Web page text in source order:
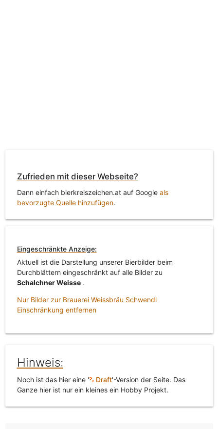
Zufrieden mit dieser Webseite?
Dann einfach bierkreiszeichen.at auf Google als
bevorzugte Quelle hinzufügen.
Eingeschränkte Anzeige:
Aktuell ist die Darstellung unserer Bierbilder beim
Durchblättern eingeschränkt auf alle Bilder zu
Schalchner Weisse .
Nur Bilder zur Brauerei Weissbräu Schwendl
Einschränkung entfernen
Hinweis:
Noch ist das hier eine ' Draft'-Version der Seite. Das
Ganze hier ist nur ein kleines ein Hobby Projekt.